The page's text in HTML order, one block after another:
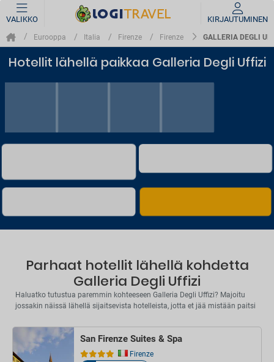
VALIKKO KIRJAUTUMINEN
Eurooppa Italia Firenze Firenze GALLERIA DEGLI
Hotellit lähellä paikkaa Galleria Degli Uffizi
Parhaat hotellit lähellä kohdetta
Galleria Degli Uffizi
Haluatko tutustua paremmin kohteeseen Galleria Degli Uffizi? Majoitu
jossakin näissä lähellä sijaitsevista hotelleista, jotta et jää mistään paitsi
San Firenze Suites & Spa
Firenze